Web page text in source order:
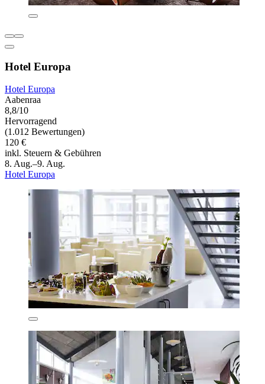
Hotel Europa
Hotel Europa
Aabenraa
8,8/10
Hervorragend
(1.012 Bewertungen)
120 €
inkl. Steuern & Gebühren
8. Aug.–9. Aug.
Hotel Europa